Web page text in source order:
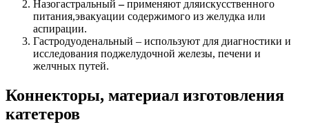
Назогастральный –применяют дляискусственного
питания,эвакуации содержимого из желудка или
аспирации.
Гастродуоденальный – используют для диагностики и
исследования поджелудочной железы, печени и
желчных путей.
Коннекторы, материал изготовления
катетеров